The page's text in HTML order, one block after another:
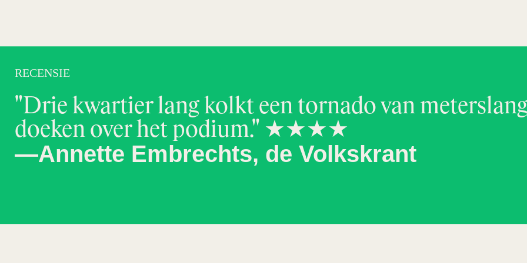
RECENSIE
"Drie kwartier lang kolkt een tornado van
doeken over het podium." ★★★★
—Annette Embrechts, de Volkskrant